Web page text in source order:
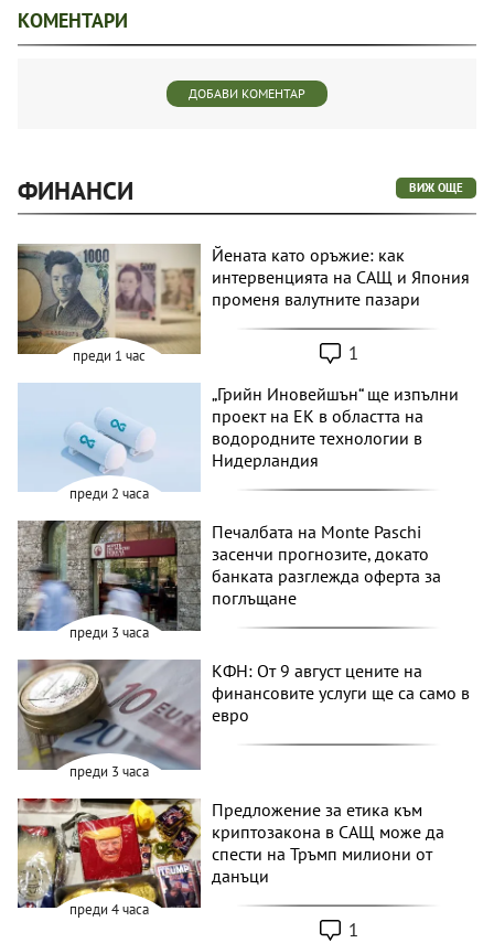
КОМЕНТАРИ
ДОБАВИ КОМЕНТАР
ФИНАНСИ ВИЖ ОЩЕ
преди 1 час
Йената като оръжие: как
интервенцията на САЩ и Япония
променя валутните пазари
1
преди 2 часа
„Грийн Иновейшън“ ще изпълни
проект на ЕК в областта на
водородните технологии в
Нидерландия
преди 3 часа
Печалбата на Monte Paschi
засенчи прогнозите, докато
банката разглежда оферта за
поглъщане
преди 3 часа
КФН: От 9 август цените на
финансовите услуги ще са само в
евро
преди 4 часа
Предложение за етика към
криптозакона в САЩ може да
спести на Тръмп милиони от
данъци
1